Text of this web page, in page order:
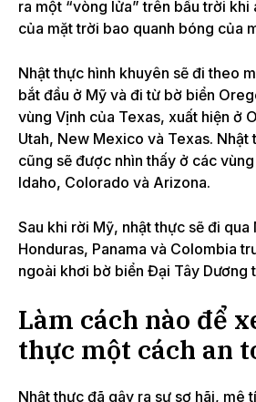
ra một “vòng lửa” trên bầu trời khi
của mặt trời bao quanh bóng của
Nhật thực hình khuyên sẽ đi theo
bắt đầu ở Mỹ và đi từ bờ biển
vùng Vịnh của Texas, xuất hiện ở
Utah, New Mexico và Texas. Nhật
cũng sẽ được nhìn thấy ở các
Idaho, Colorado và Arizona.
Sau khi rời Mỹ, nhật thực sẽ đi
Honduras, Panama và Colombia
ngoài khơi bờ biển Đại Tây Dương
Làm cách nào để
thực một cách an
Nhật thực đã gây ra sự sợ hãi, mê